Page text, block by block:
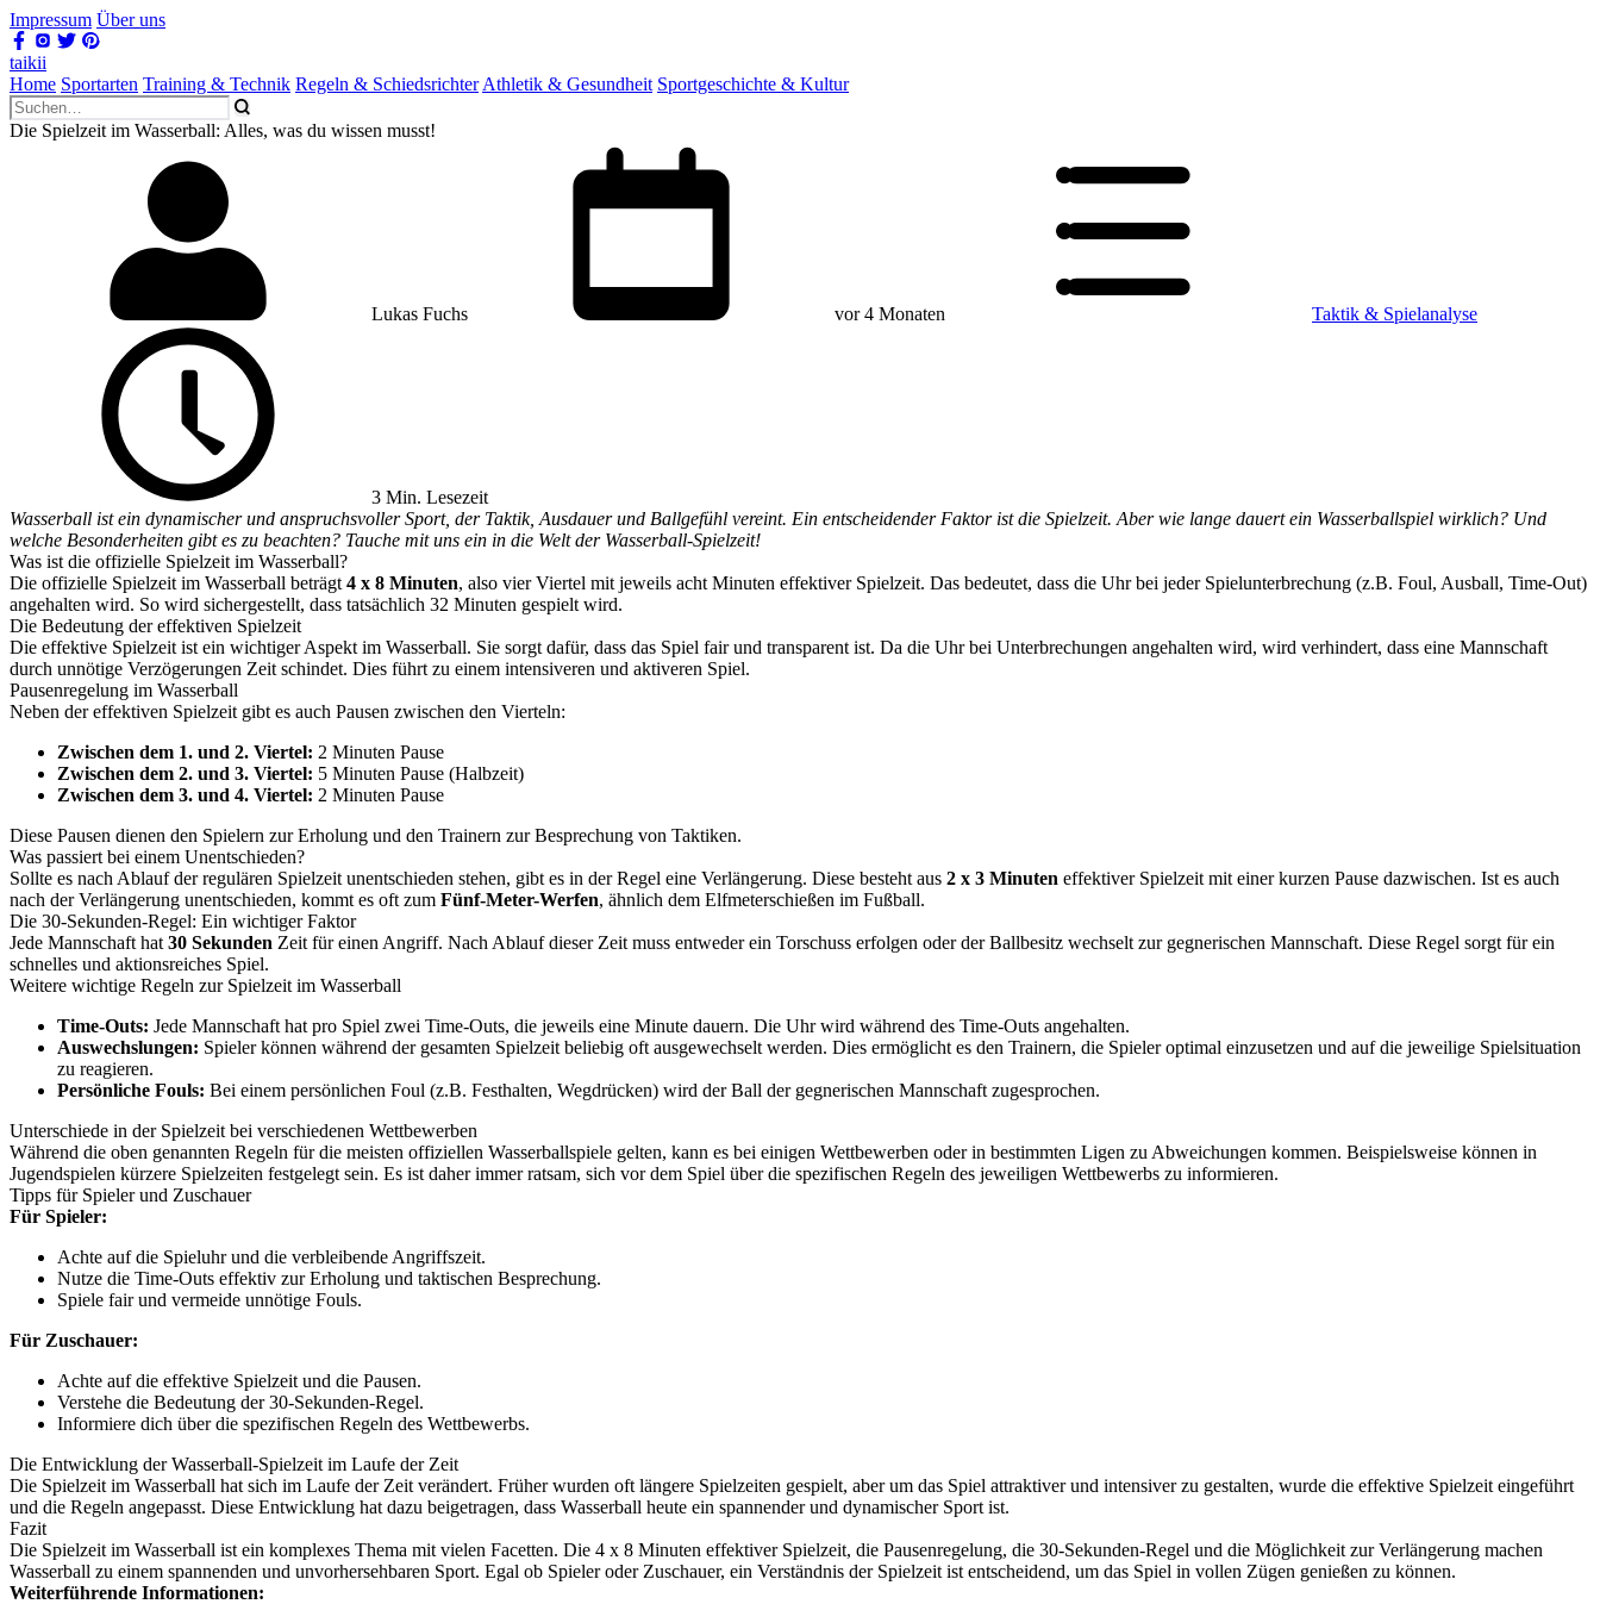
Impressum Über uns
taikii
Home Sportarten Training & Technik Regeln & Schiedsrichter Athletik & Gesundheit Sportgeschichte & Kultur
Die Spielzeit im Wasserball: Alles, was du wissen musst!
Lukas Fuchs vor 4 Monaten Taktik & Spielanalyse
3 Min. Lesezeit
Wasserball ist ein dynamischer und anspruchsvoller Sport, der Taktik, Ausdauer und Ballgefühl vereint. Ein entscheidender Faktor ist die Spielzeit. Aber wie lange dauert ein Wasserballspiel wirklich? Und
welche Besonderheiten gibt es zu beachten? Tauche mit uns ein in die Welt der Wasserball-Spielzeit!
Was ist die offizielle Spielzeit im Wasserball?
Die offizielle Spielzeit im Wasserball beträgt 4 x 8 Minuten, also vier Viertel mit jeweils acht Minuten effektiver Spielzeit. Das bedeutet, dass die Uhr bei jeder Spielunterbrechung (z.B. Foul, Ausball, Time-Out)
angehalten wird. So wird sichergestellt, dass tatsächlich 32 Minuten gespielt wird.
Die Bedeutung der effektiven Spielzeit
Die effektive Spielzeit ist ein wichtiger Aspekt im Wasserball. Sie sorgt dafür, dass das Spiel fair und transparent ist. Da die Uhr bei Unterbrechungen angehalten wird, wird verhindert, dass eine Mannschaft
durch unnötige Verzögerungen Zeit schindet. Dies führt zu einem intensiveren und aktiveren Spiel.
Pausenregelung im Wasserball
Neben der effektiven Spielzeit gibt es auch Pausen zwischen den Vierteln:
Zwischen dem 1. und 2. Viertel: 2 Minuten Pause
Zwischen dem 2. und 3. Viertel: 5 Minuten Pause (Halbzeit)
Zwischen dem 3. und 4. Viertel: 2 Minuten Pause
Diese Pausen dienen den Spielern zur Erholung und den Trainern zur Besprechung von Taktiken.
Was passiert bei einem Unentschieden?
Sollte es nach Ablauf der regulären Spielzeit unentschieden stehen, gibt es in der Regel eine Verlängerung. Diese besteht aus 2 x 3 Minuten effektiver Spielzeit mit einer kurzen Pause dazwischen. Ist es auch
nach der Verlängerung unentschieden, kommt es oft zum Fünf-Meter-Werfen, ähnlich dem Elfmeterschießen im Fußball.
Die 30-Sekunden-Regel: Ein wichtiger Faktor
Jede Mannschaft hat 30 Sekunden Zeit für einen Angriff. Nach Ablauf dieser Zeit muss entweder ein Torschuss erfolgen oder der Ballbesitz wechselt zur gegnerischen Mannschaft. Diese Regel sorgt für ein
schnelles und aktionsreiches Spiel.
Weitere wichtige Regeln zur Spielzeit im Wasserball
Time-Outs: Jede Mannschaft hat pro Spiel zwei Time-Outs, die jeweils eine Minute dauern. Die Uhr wird während des Time-Outs angehalten.
Auswechslungen: Spieler können während der gesamten Spielzeit beliebig oft ausgewechselt werden. Dies ermöglicht es den Trainern, die Spieler optimal einzusetzen und auf die jeweilige Spielsituation
zu reagieren.
Persönliche Fouls: Bei einem persönlichen Foul (z.B. Festhalten, Wegdrücken) wird der Ball der gegnerischen Mannschaft zugesprochen.
Unterschiede in der Spielzeit bei verschiedenen Wettbewerben
Während die oben genannten Regeln für die meisten offiziellen Wasserballspiele gelten, kann es bei einigen Wettbewerben oder in bestimmten Ligen zu Abweichungen kommen. Beispielsweise können in
Jugendspielen kürzere Spielzeiten festgelegt sein. Es ist daher immer ratsam, sich vor dem Spiel über die spezifischen Regeln des jeweiligen Wettbewerbs zu informieren.
Tipps für Spieler und Zuschauer
Für Spieler:
Achte auf die Spieluhr und die verbleibende Angriffszeit.
Nutze die Time-Outs effektiv zur Erholung und taktischen Besprechung.
Spiele fair und vermeide unnötige Fouls.
Für Zuschauer:
Achte auf die effektive Spielzeit und die Pausen.
Verstehe die Bedeutung der 30-Sekunden-Regel.
Informiere dich über die spezifischen Regeln des Wettbewerbs.
Die Entwicklung der Wasserball-Spielzeit im Laufe der Zeit
Die Spielzeit im Wasserball hat sich im Laufe der Zeit verändert. Früher wurden oft längere Spielzeiten gespielt, aber um das Spiel attraktiver und intensiver zu gestalten, wurde die effektive Spielzeit eingeführt
und die Regeln angepasst. Diese Entwicklung hat dazu beigetragen, dass Wasserball heute ein spannender und dynamischer Sport ist.
Fazit
Die Spielzeit im Wasserball ist ein komplexes Thema mit vielen Facetten. Die 4 x 8 Minuten effektiver Spielzeit, die Pausenregelung, die 30-Sekunden-Regel und die Möglichkeit zur Verlängerung machen
Wasserball zu einem spannenden und unvorhersehbaren Sport. Egal ob Spieler oder Zuschauer, ein Verständnis der Spielzeit ist entscheidend, um das Spiel in vollen Zügen genießen zu können.
Weiterführende Informationen: